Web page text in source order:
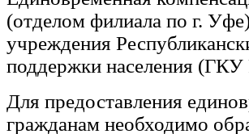
(отделом филиала по г.
учреждения
поддержки населения
Для предоставления
гражданам необходимо